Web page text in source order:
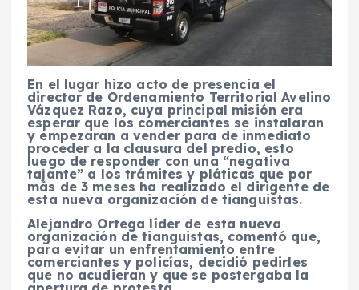
En el lugar hizo acto de presencia el
director de Ordenamiento Territorial Avelino
Vázquez Razo, cuya principal misión era
esperar que los comerciantes se instalaran
y empezaran a vender para de inmediato
proceder a la clausura del predio, esto
luego de responder con una “negativa
tajante” a los trámites y pláticas que por
más de 3 meses ha realizado el dirigente de
esta nueva organización de tianguistas.
Alejandro Ortega líder de esta nueva
organización de tianguistas, comentó que,
para evitar un enfrentamiento entre
comerciantes y policías, decidió pedirles
que no acudieran y que se postergaba la